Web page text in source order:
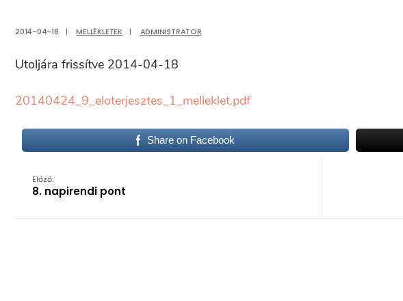
2014-04-18 | MELLÉKLETEK | ADMINISTRATOR
Utoljára frissítve 2014-04-18
20140424_9_eloterjesztes_1_melleklet.pdf
Share on Facebook
Előző:
8. napirendi pont